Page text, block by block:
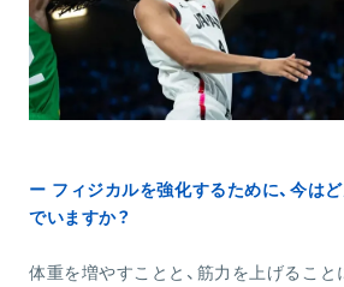
ー フィジカルを強化するために、今は
でいますか？
体重を増やすことと、筋力を上げること